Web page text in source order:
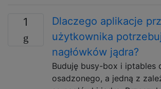
1
Dlaczego aplikacje
użytkownika
nagłówków jądra?
Buduję busy-box i iptables
osadzonego, a jedną z